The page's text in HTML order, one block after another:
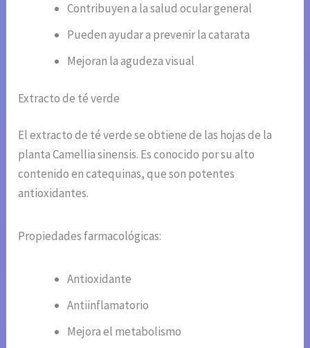
Contribuyen a la salud ocular general
Pueden ayudar a prevenir la catarata
Mejoran la agudeza visual
Extracto de té verde
El extracto de té verde se obtiene de las hojas de la
planta Camellia sinensis. Es conocido por su alto
contenido en catequinas, que son potentes
antioxidantes.
Propiedades farmacológicas:
Antioxidante
Antiinflamatorio
Mejora el metabolismo